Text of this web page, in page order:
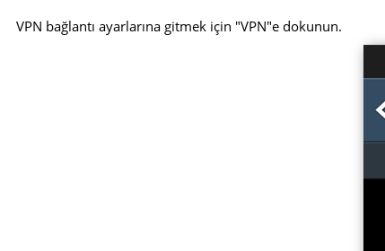
VPN bağlantı ayarlarına gitmek için "VPN"e dokunun.